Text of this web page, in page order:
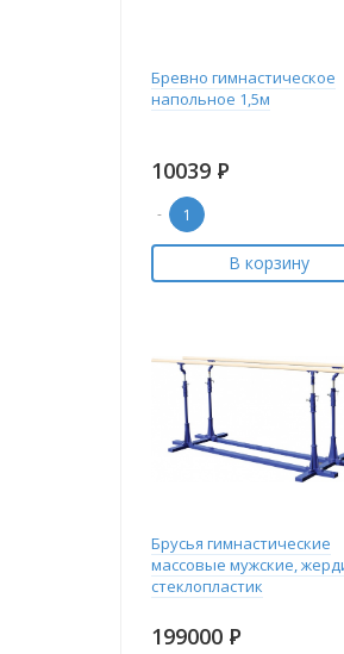
Бревно гимнастическое
напольное 1,5м
10039 Р
-
В корзину
Брусья гимнастические
массовые мужские,
стеклопластик
199000 Р